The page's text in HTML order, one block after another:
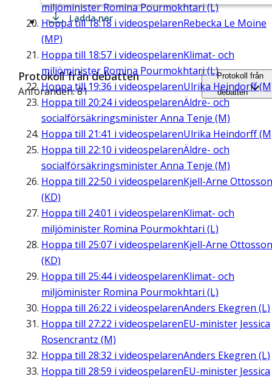
miljöminister Romina Pourmokhtari (L)
Hoppa till18:18 i videospelarenRebecka Le Moine
(MP)
Hoppa till 18:57 i videospelarenKlimat- och
miljöminister Romina Pourmokhtari (L)
Hoppa till 19:36 i videospelarenUlrika Heindorff
Hoppa till 20:24i videospelarenÄldre- och
socialförsäkringsminister Anna Tenje (M)
Hoppa till 21:41 i videospelarenUlrika Heindorff
Hoppa till 22:10 i videospelarenÄldre- och
socialförsäkringsminister Anna Tenje (M)
Hoppa till 22:50 i videospelarenKjell-Arne Ottosson
(KD)
Hoppa till 24:01 i videospelarenKlimat- och
miljöminister Romina Pourmokhtari (L)
Hoppa till 25:07 i videospelarenKjell-Arne Ottosson
(KD)
Hoppa till 25:44i videospelarenKlimat- och
miljöminister Romina Pourmokhtari (L)
Hoppa till 26:22 i videospelarenAnders Ekegren (L)
Hoppa till 27:22 i videospelarenEU-minister Jessica
Rosencrantz (M)
Hoppa till 28:32 i videospelarenAnders Ekegren (L)
Hoppa till 28:59 i videospelarenEU-minister Jessica
Ladda ner
Protokoll från debatten
Anföranden: 81
Protokoll från
debatten